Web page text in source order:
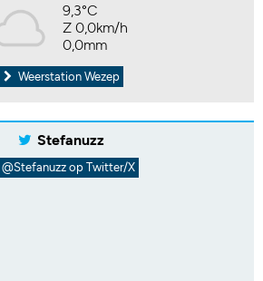
9,3°C
Z 0,0km/h
0,0mm
Weerstation Wezep
Stefanuzz
@Stefanuzz op Twitter/X